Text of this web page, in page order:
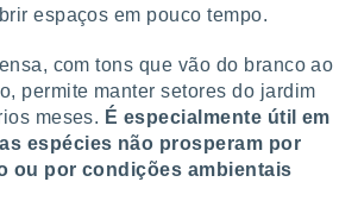
espaços em pouco tempo.
com tons que vão do branco ao
permite manter setores do jardim
meses. É especialmente útil em
espécies não prosperam por
ou por condições ambientais